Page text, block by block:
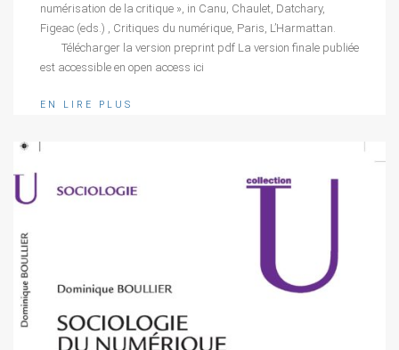
numérisation de la critique », in Canu, Chaulet, Datchary,
Figeac (eds.) , Critiques du numérique, Paris, L’Harmattan.
Télécharger la version preprint pdf La version finale publiée
est accessible en open access ici
EN LIRE PLUS